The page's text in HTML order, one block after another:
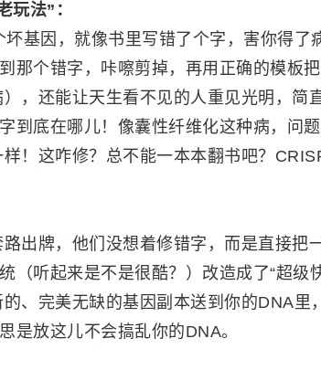
玩法”：
基因，就像书里写错了个字，害你得
那个错字，咔嚓剪掉，再用正确的模板
，还能让天生看不见的人重见光明，简
底在哪儿！像囊性纤维化这种病，问
！这咋修？总不能一本本翻书吧？
出牌，他们没想着修错字，而是直接把
（听起来是不是很酷？）改造成了“超级
、完美无缺的基因副本送到你的DNA里
是放这儿不会搞乱你的DNA。